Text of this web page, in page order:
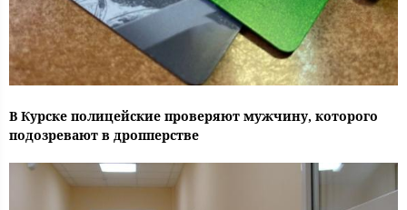
В Курске полицейские проверяют мужчину, которого
подозревают в дропперстве